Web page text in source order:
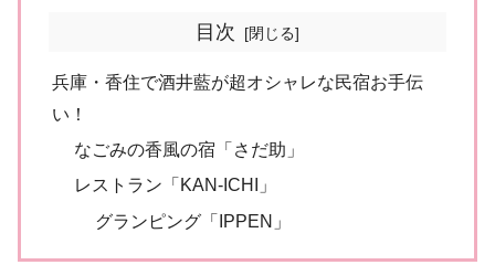
目次
兵庫・香住で酒井藍が超オシャレな民宿お手伝
い！
なごみの香風の宿「さだ助」
レストラン「KAN-ICHI」
グランピング「IPPEN」